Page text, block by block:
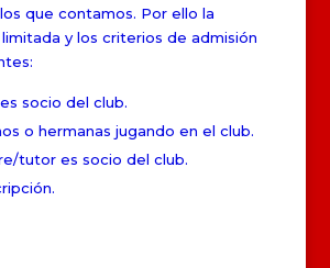
que contamos. Por ello la
y los criterios de admisión
socio del club.
o hermanas jugando en el club.
tutor es socio del club.